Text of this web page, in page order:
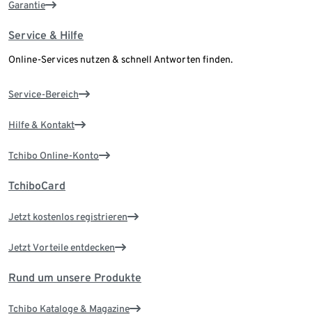
Garantie
Service & Hilfe
Online-Services nutzen & schnell Antworten finden.
Service-Bereich
Hilfe & Kontakt
Tchibo Online-Konto
TchiboCard
Jetzt kostenlos registrieren
Jetzt Vorteile entdecken
Rund um unsere Produkte
Tchibo Kataloge & Magazine